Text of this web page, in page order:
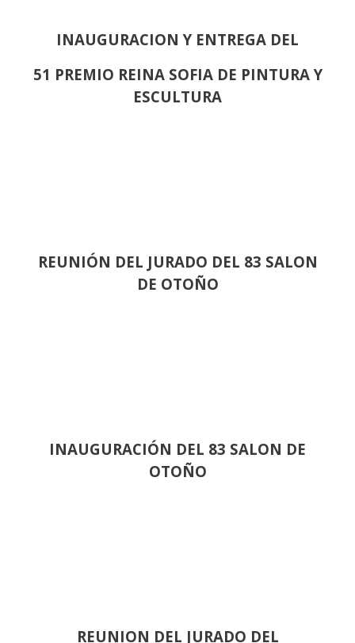
INAUGURACION Y ENTREGA DEL
51 PREMIO REINA SOFIA DE PINTURA Y
ESCULTURA
REUNIÓN DEL JURADO DEL 83 SALON
DE OTOÑO
INAUGURACIÓN DEL 83 SALON DE
OTOÑO
REUNION DEL JURADO DEL